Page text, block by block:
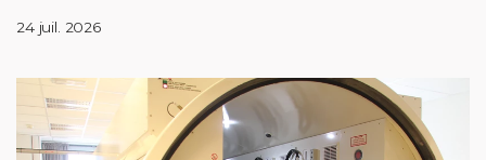
24 juil. 2026